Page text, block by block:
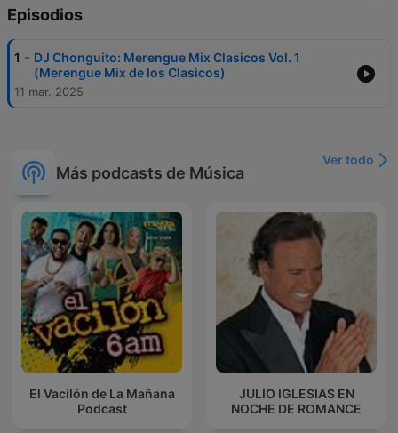
Episodios
1 - DJ Chonguito: Merengue Mix Clasicos Vol. 1
(Merengue Mix de los Clasicos)
11 mar. 2025
Más podcasts de Música
Ver todo
El Vacilón de La Mañana
Podcast
JULIO IGLESIAS EN
NOCHE DE ROMANCE